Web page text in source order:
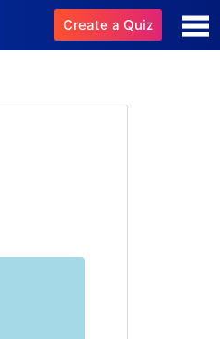
Create a Quiz